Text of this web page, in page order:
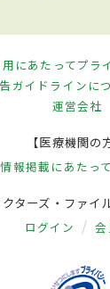
にあたってプラ
ガイドラインに
運営会社
【医療機関の
情報掲載にあたって
クターズ・ファイ
ログイン